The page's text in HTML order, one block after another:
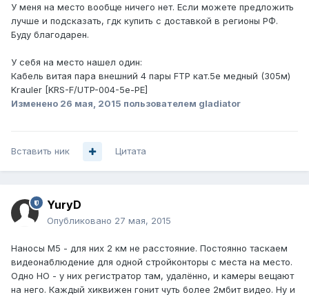
У меня на место вообще ничего нет. Если можете предложить
лучше и подсказать, гдк купить с доставкой в регионы РФ.
Буду благодарен.
У себя на место нашел один:
Кабель витая пара внешний 4 пары FTP кат.5e медный (305м)
Krauler [KRS-F/UTP-004-5e-PE]
Изменено 26 мая, 2015 пользователем gladiator
Вставить ник Цитата
YuryD
Опубликовано 27 мая, 2015
Наносы M5 - для них 2 км не расстояние. Постоянно таскаем
видеонаблюдение для одной стройконторы с места на место.
Одно НО - у них регистратор там, удалённо, и камеры вещают
на него. Каждый хиквижен гонит чуть более 2мбит видео. Ну и